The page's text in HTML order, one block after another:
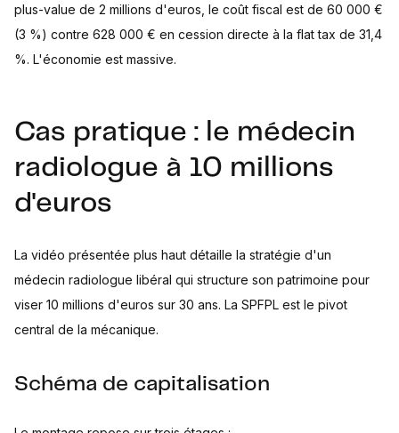
plus-value de 2 millions d'euros, le coût fiscal est de 60 000 €
(3 %) contre 628 000 € en cession directe à la flat tax de 31,4
%. L'économie est massive.
Cas pratique : le médecin
radiologue à 10 millions
d'euros
La vidéo présentée plus haut détaille la stratégie d'un
médecin radiologue libéral qui structure son patrimoine pour
viser 10 millions d'euros sur 30 ans. La SPFPL est le pivot
central de la mécanique.
Schéma de capitalisation